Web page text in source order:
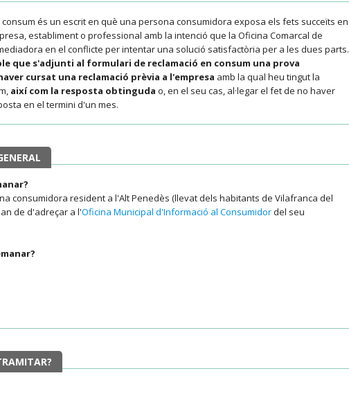
consum és un escrit en què una persona consumidora exposa els fets succeïts en
establiment o professional amb la intenció que la Oficina Comarcal de
en el conflicte per intentar una solució satisfactòria per a les dues parts.
que s'adjunti al formulari de reclamació en consum una prova
cursat una reclamació prèvia a l'empresa amb la qual heu tingut la
així com la resposta obtinguda o, en el seu cas, al·legar el fet de no haver
en el termini d'un mes.
consumidora resident a l'Alt Penedès (llevat dels habitants de Vilafranca del
de d'adreçar a l'Oficina Municipal d'Informació al Consumidordel seu